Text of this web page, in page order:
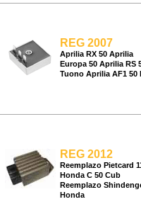
REG 2007
Aprilia RX 50 Aprilia
Europa 50 Aprilia RS
Tuono Aprilia AF1 50
REG 2012
Reemplazo Pietcard
Honda C 50 Cub
Reemplazo
Honda